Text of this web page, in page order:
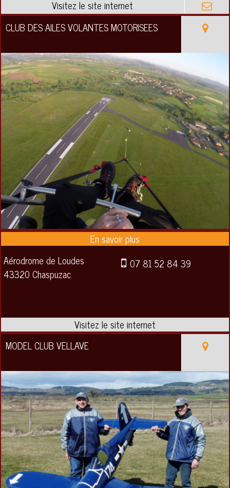
CLUB DES AILES VOLANTES MOTORISEES
Aérodrome de Loudes
43320 Chaspuzac
07 81 52 84 39
MODEL CLUB VELLAVE